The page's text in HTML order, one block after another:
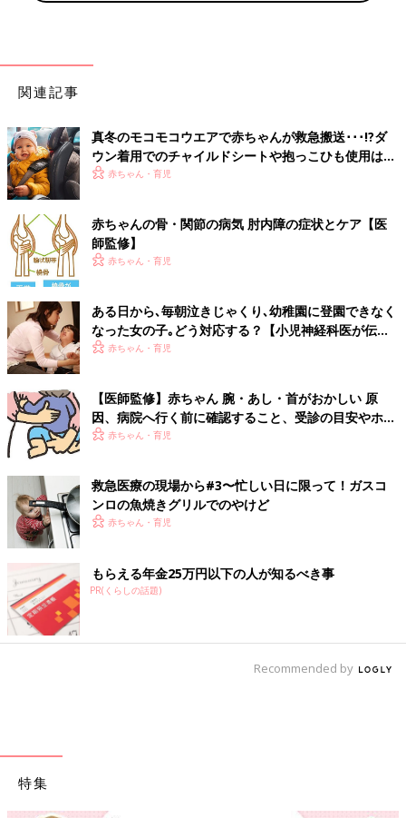
関連記事
真冬のモコモコウエアで赤ちゃんが救急搬送･･･!?ダ
ウン着用でのチャイルドシートや抱っこひも使用は危
険【小児科医】
赤ちゃん・育児
赤ちゃんの骨・関節の病気 肘内障の症状とケア【医
師監修】
赤ちゃん・育児
ある日から､毎朝泣きじゃくり､幼稚園に登園できなく
なった女の子｡どう対応する？【小児神経科医が伝え
る〜親子のゆくり〜】
赤ちゃん・育児
【医師監修】赤ちゃん 腕・あし・首がおかしい 原
因、病院へ行く前に確認すること、受診の目安やホー
ムケア
赤ちゃん・育児
救急医療の現場から#3〜忙しい日に限って！ガスコ
ンロの魚焼きグリルでのやけど
赤ちゃん・育児
もらえる年金25万円以下の人が知るべき事
PR(くらしの話題)
Recommended by
特集